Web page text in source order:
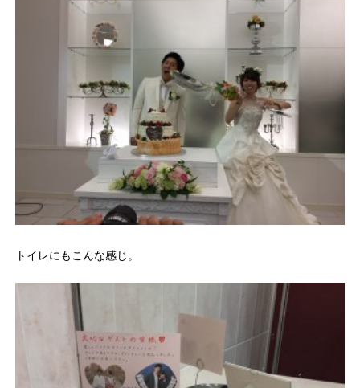
トイレにもこんな感じ。